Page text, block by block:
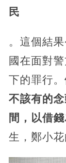
民
。這個結
國在面對
下的罪行。
不該有的
間，以借錢
生，鄭小花